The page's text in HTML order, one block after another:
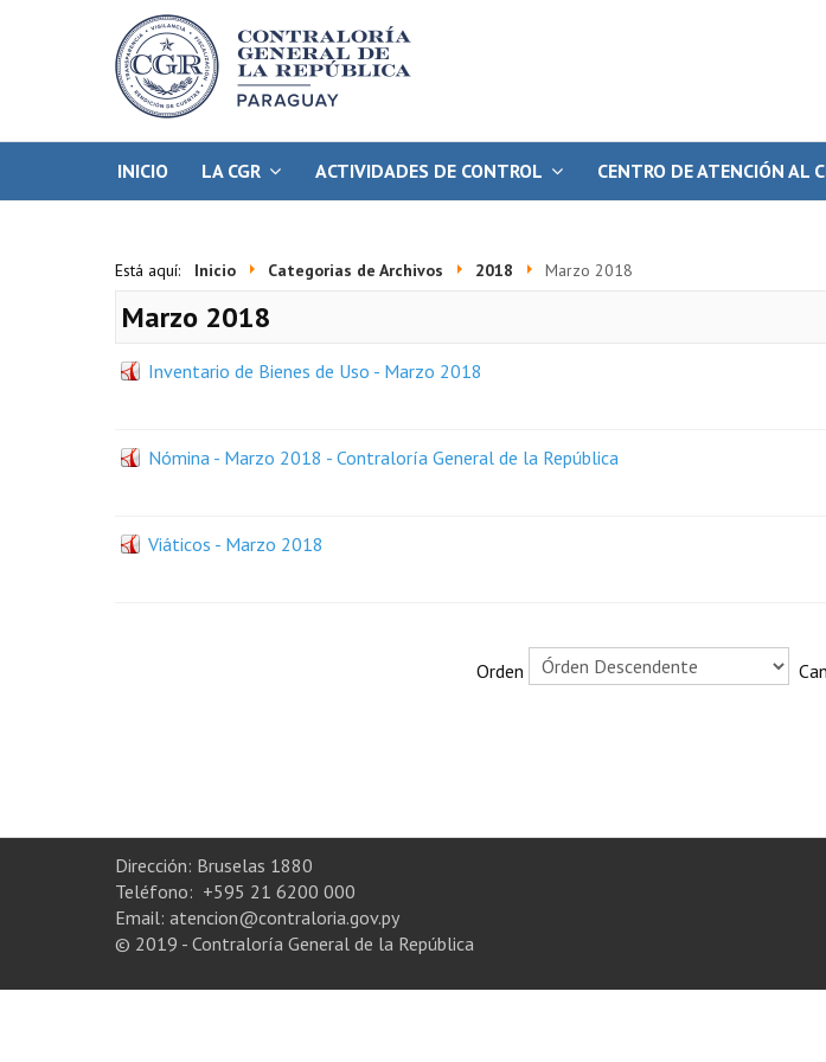
INICIO LA CGR ACTIVIDADES DE CONTROL CENTRO DE ATENCIÓN AL
Está aquí: Inicio Categorias de Archivos 2018 Marzo 2018
Marzo 2018
Inventario de Bienes de Uso - Marzo 2018
Nómina - Marzo 2018 - Contraloría General de la República
Viáticos - Marzo 2018
Orden
Dirección: Bruselas 1880
Teléfono: +595 21 6200 000
Email: atencion@contraloria.gov.py
© 2019 - Contraloría General de la República